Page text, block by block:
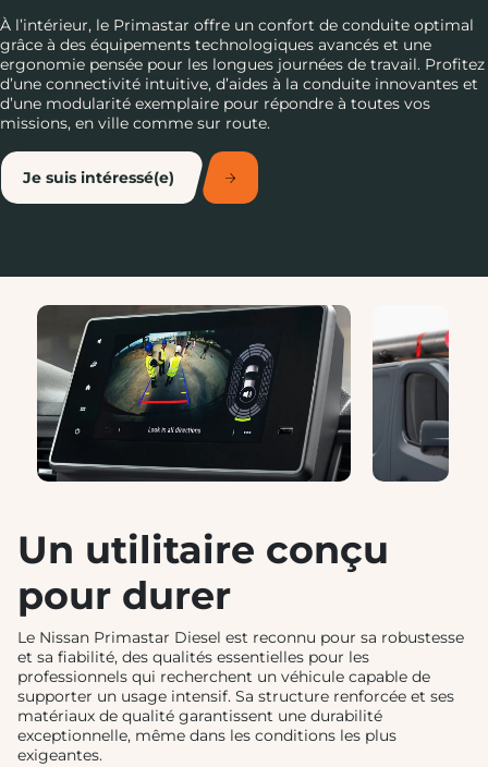
À l’intérieur, le Primastar offre un confort de conduite optimal
grâce à des équipements technologiques avancés et une
ergonomie pensée pour les longues journées de travail. Profitez
d’une connectivité intuitive, d’aides à la conduite innovantes et
d’une modularité exemplaire pour répondre à toutes vos
missions, en ville comme sur route.
Je suis intéressé(e)
❮
Un utilitaire conçu
pour durer
Le Nissan Primastar Diesel est reconnu pour sa robustesse
et sa fiabilité, des qualités essentielles pour les
professionnels qui recherchent un véhicule capable de
supporter un usage intensif. Sa structure renforcée et ses
matériaux de qualité garantissent une durabilité
exceptionnelle, même dans les conditions les plus
exigeantes.